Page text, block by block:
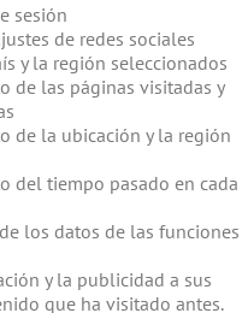
sesión
de redes sociales
y la región seleccionados
de las páginas visitadas y
de la ubicación y la región
del tiempo pasado en cada
los datos de las funciones
y la publicidad a sus
que ha visitado antes.